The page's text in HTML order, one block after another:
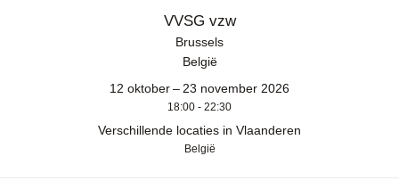
VVSG vzw
Brussels
België
12 oktober – 23 november 2026
18:00 - 22:30
Verschillende locaties in Vlaanderen
België